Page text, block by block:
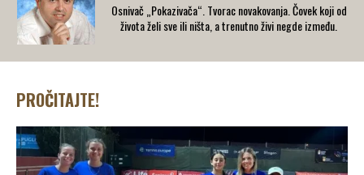
Osnivač „Pokazivača“. Tvorac novakovanja. Čovek koji od
života želi sve ili ništa, a trenutno živi negde između.
PROČITAJTE!